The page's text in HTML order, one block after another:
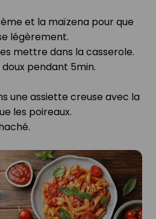
et la maïzena pour que
légèrement.⁣
mettre dans la casserole.⁣
pendant 5min.
une assiette creuse avec la
les poireaux.⁣